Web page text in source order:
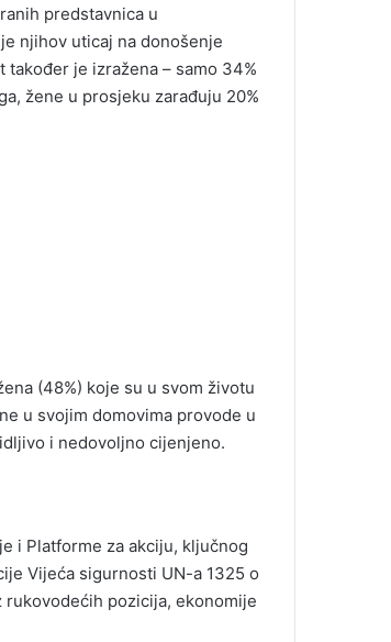
predstavnica u
njihov uticaj na donošenje
je izražena – samo 34%
žene u prosjeku zarađuju 20%
(48%) koje su u svom životu
u svojim domovima provode u
i nedovoljno cijenjeno.
i Platforme za akciju, ključnog
Vijeća sigurnosti UN-a 1325 o
pozicija, ekonomije